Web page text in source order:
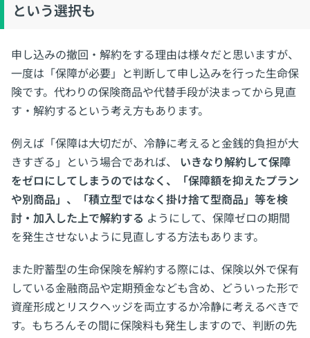
という選択も
申し込みの撤回・解約をする理由は様々だと思いますが、
一度は「保障が必要」と判断して申し込みを行った生命保
険です。代わりの保険商品や代替手段が決まってから見直
す・解約するという考え方もあります。
例えば「保障は大切だが、冷静に考えると金銭的負担が大
きすぎる」という場合であれば、 いきなり解約して保障
をゼロにしてしまうのではなく、「保障額を抑えたプラン
や別商品」、「積立型ではなく掛け捨て型商品」等を検
討・加入した上で解約する ようにして、保障ゼロの期間
を発生させないように見直しする方法もあります。
また貯蓄型の生命保険を解約する際には、保険以外で保有
している金融商品や定期預金なども含め、どういった形で
資産形成とリスクヘッジを両立するか冷静に考えるべきで
す。もちろんその間に保険料も発生しますので、判断の先